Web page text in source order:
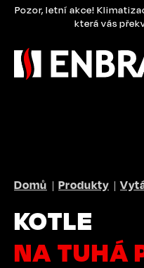
PřejítPozor, letní akce!
která vás
NAVIGACE
Domů Produkty
KOTLE
NA TUHÁ